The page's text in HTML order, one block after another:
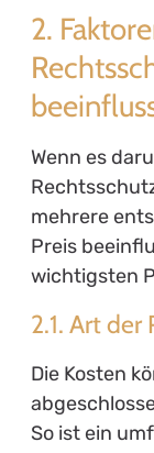
2.
Wenn es
mehrere
Preis
wichtigsten
2.1. Art
Die Kosten
So ist ein